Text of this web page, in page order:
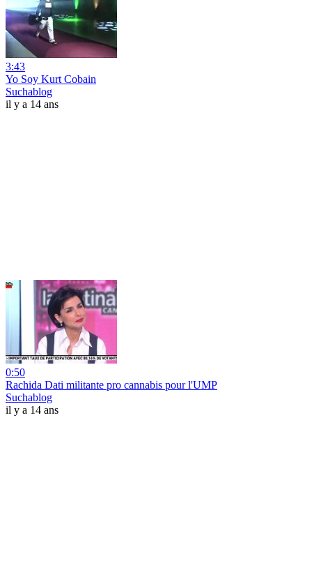
3:43
Yo Soy Kurt Cobain
Suchablog
il y a 14 ans
0:50
Rachida Dati militante pro cannabis pour l'UMP
Suchablog
il y a 14 ans